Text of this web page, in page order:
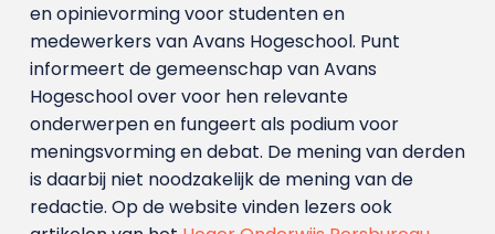
en opinievorming voor studenten en
medewerkers van Avans Hoge­school. Punt
informeert de gemeenschap van Avans
Hogeschool over voor hen relevante
onderwerpen en fungeert als podium voor
meningsvorming en debat. De mening van derden
is daarbij niet noodzakelijk de mening van de
redactie. Op de website vinden lezers ook